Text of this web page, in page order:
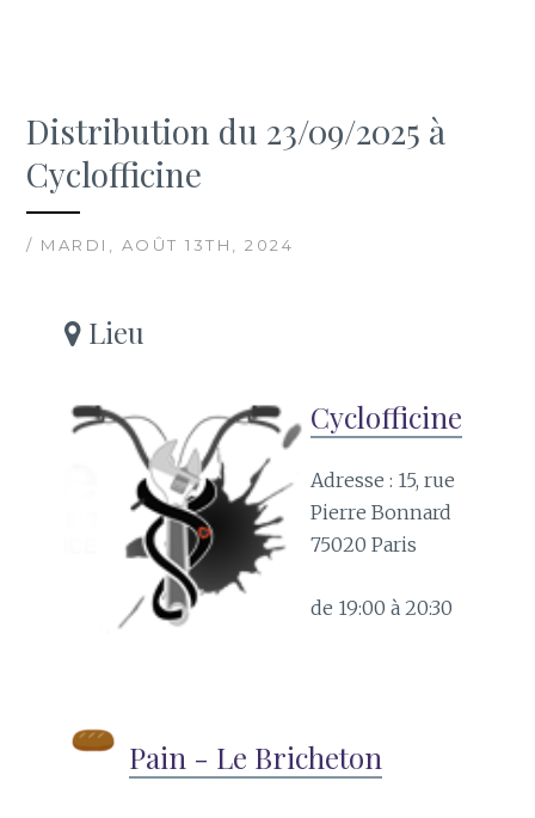
Distribution du 23/09/2025 à
Cyclofficine
/ MARDI, AOÛT 13TH, 2024
Lieu
Cyclofficine
Adresse : 15, rue
Pierre Bonnard
75020 Paris
de 19:00 à 20:30
Pain - Le Bricheton